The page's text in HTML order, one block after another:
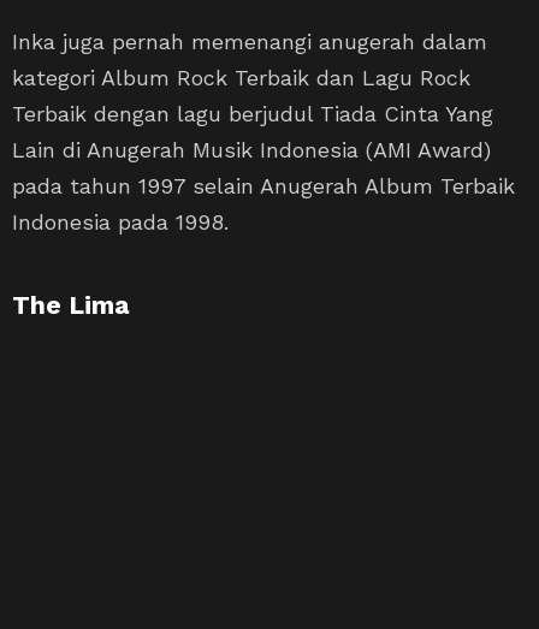
Inka juga pernah memenangi anugerah dalam
kategori Album Rock Terbaik dan Lagu Rock
Terbaik dengan lagu berjudul Tiada Cinta Yang
Lain di Anugerah Musik Indonesia (AMI Award)
pada tahun 1997 selain Anugerah Album Terbaik
Indonesia pada 1998.
The Lima